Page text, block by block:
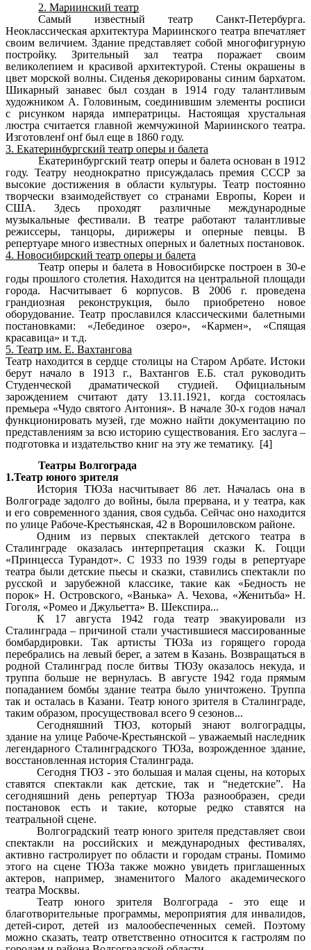
2. Мариинский театр
Самый известный театр Санкт-Петербурга.
Неоклассическая архитектура Мариинского театра впечатляет
своим величием. Здание представляет собой многофигурную
постройку. Зрительный зал театра поражает своим
великолепием и красивой архитектурой. Стены окрашены в
цвет морской волны. Сиденья декорированы синим бархатом.
Шикарный занавес был создан в 1914 году талантливым
художником А. Головиным, соединившим элементы росписи
с рисунком наряда императрицы. Настоящая хрустальная
люстра считается главной жемчужиной Мариинского театра.
Изготовленf онf был еще в 1860 году.
3. Екатеринбургский театр оперы и балета
Екатеринбургский театр оперы и балета основан в 1912
году. Театру неоднократно присуждалась премия СССР за
высокие достижения в области культуры. Театр постоянно
творчески взаимодействует со странами Европы, Кореи и
США. Здесь проходят различные международные
музыкальные фестивали. В театре работают талантливые
режиссеры, танцоры, дирижеры и оперные певцы. В
репертуаре много известных оперных и балетных постановок.
4. Новосибирский театр оперы и балета
Театр оперы и балета в Новосибирске построен в 30-е
годы прошлого столетия. Находится на центральной площади
города. Насчитывает 6 корпусов. В 2006 г. проведена
грандиозная реконструкция, было приобретено новое
оборудование. Театр прославился классическими балетными
постановками: «Лебединое озеро», «Кармен», «Спящая
красавица» и т.д.
5. Театр им. Е. Вахтангова
Театр находится в сердце столицы на Старом Арбате. Истоки
берут начало в 1913 г., Вахтангов Е.Б. стал руководить
Студенческой драматической студией. Официальным
зарождением считают дату 13.11.1921, когда состоялась
премьера «Чудо святого Антония». В начале 30-х годов начал
функционировать музей, где можно найти документацию по
представлениям за всю историю существования. Его заслуга –
подготовка и издательство книг на эту же тематику. [4]
Театры Волгограда
1.Театр юного зрителя
История ТЮЗа насчитывает 86 лет. Началась она в
Волгограде задолго до войны, была прервана, и у театра, как
и его современного здания, своя судьба. Сейчас оно находится
по улице Рабоче-Крестьянская, 42 в Ворошиловском районе.
Одним из первых спектаклей детского театра в
Сталинграде оказалась интерпретация сказки К. Гоцци
«Принцесса Турандот». С 1933 по 1939 годы в репертуаре
театра были детские пьесы и сказки, ставились спектакли по
русской и зарубежной классике, такие как «Бедность не
порок» Н. Островского, «Ванька» А. Чехова, «Женитьба» Н.
Гоголя, «Ромео и Джульетта» В. Шекспира...
К 17 августа 1942 года театр эвакуировали из
Сталинграда – причиной стали участившиеся массированные
бомбардировки. Так артисты ТЮЗа из горящего города
перебрались на левый берег, а затем в Казань. Возвращаться в
родной Сталинград после битвы ТЮЗу оказалось некуда, и
труппа больше не вернулась. В августе 1942 года прямым
попаданием бомбы здание театра было уничтожено. Труппа
так и осталась в Казани. Театр юного зрителя в Сталинграде,
таким образом, просуществовал всего 9 сезонов...
Сегодняшний ТЮЗ, который знают волгоградцы,
здание на улице Рабоче-Крестьянской – уважаемый наследник
легендарного Сталинградского ТЮЗа, возрожденное здание,
восстановленная история Сталинграда.
Сегодня ТЮЗ - это большая и малая сцены, на которых
ставятся спектакли как детские, так и “недетские”. На
сегодняшний день репертуар ТЮЗа разнообразен, среди
постановок есть и такие, которые редко ставятся на
театральной сцене.
Волгоградский театр юного зрителя представляет свои
спектакли на российских и международных фестивалях,
активно гастролирует по области и городам страны. Помимо
этого на сцене ТЮЗа также можно увидеть приглашенных
актеров, например, знаменитого Малого академического
театра Москвы.
Театр юного зрителя Волгограда - это еще и
благотворительные программы, мероприятия для инвалидов,
детей-сирот, детей из малообеспеченных семей. Поэтому
можно сказать, театр ответственно относится к гастролям по